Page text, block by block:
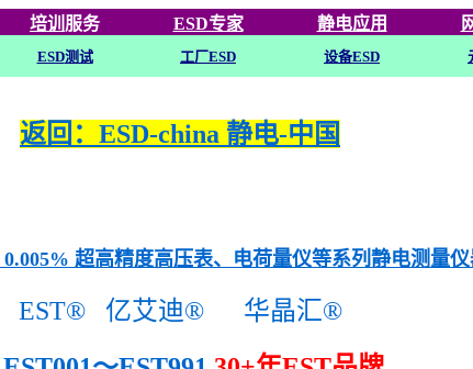
培训 服务 ESD专家 静电应用
ESD测试 工厂ESD 设备ESD
返回：ESD-china 静电-中国
0.005% 超高精度高压表、电荷量仪等系列静电测量
EST® 亿艾迪®
华晶汇®